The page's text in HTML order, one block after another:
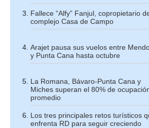
Fallece “Alfy” Fanjul, copropietario
complejo Casa de Campo
Arajet pausa sus vuelos entre
y Punta Cana hasta octubre
La Romana, Bávaro-Punta Cana y
Miches superan el 80% de
promedio
Los tres principales retos turísticos
enfrenta RD para seguir creciendo